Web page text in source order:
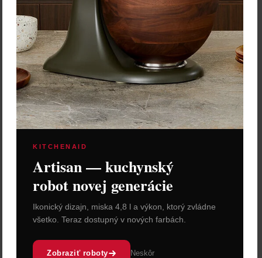
KITCHENAID
Artisan — kuchynský
robot novej generácie
Ikonický dizajn, miska 4,8 l a výkon, ktorý zvládne
všetko. Teraz dostupný v nových farbách.
Zobraziť roboty Neskôr